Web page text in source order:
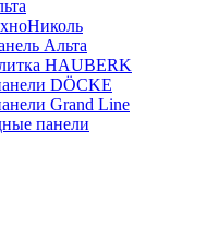
Альта
HAUBERK
DÖCKE
Grand Line
панели